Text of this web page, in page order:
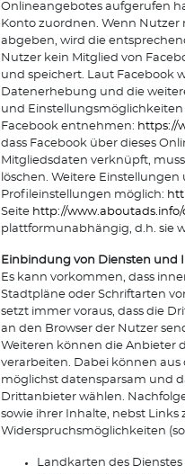
Onlineangebotes aufgerufen
Konto zuordnen. Wenn
abgeben, wird die
Nutzer kein Mitglied von
und speichert. Laut Facebook
Datenerhebung und die
und
Facebook entnehmen: https://
dass Facebook über dieses
Mitgliedsdaten verknüpft,
löschen. Weitere
Profileinstellungen möglich:
Seite http://www.aboutads.info/
plattformunabhängig, d.h. sie
Einbindung von Diensten und
Es kann vorkommen, dass
Stadtpläne oder Schriftarten
setzt immer voraus, dass die
an den Browser der Nutzer
Weiteren können die Anbieter
verarbeiten. Dabei können
möglichst datensparsam und
Drittanbieter wählen.
sowie ihrer Inhalte, nebst
Widerspruchsmöglichkeiten
Landkarten des Dienstes